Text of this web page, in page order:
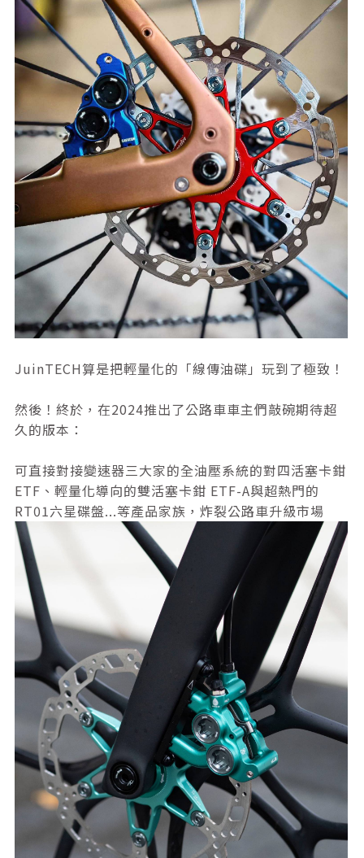
JuinTECH算是把輕量化的「線傳油碟」玩到了極致！
然後！終於，在2024推出了公路車車主們敲碗期待超
久的版本：
可直接對接變速器三大家的全油壓系統的對四活塞卡鉗
ETF、輕量化導向的雙活塞卡鉗 ETF-A與超熱門的
RT01六星碟盤...等產品家族，炸裂公路車升級市場